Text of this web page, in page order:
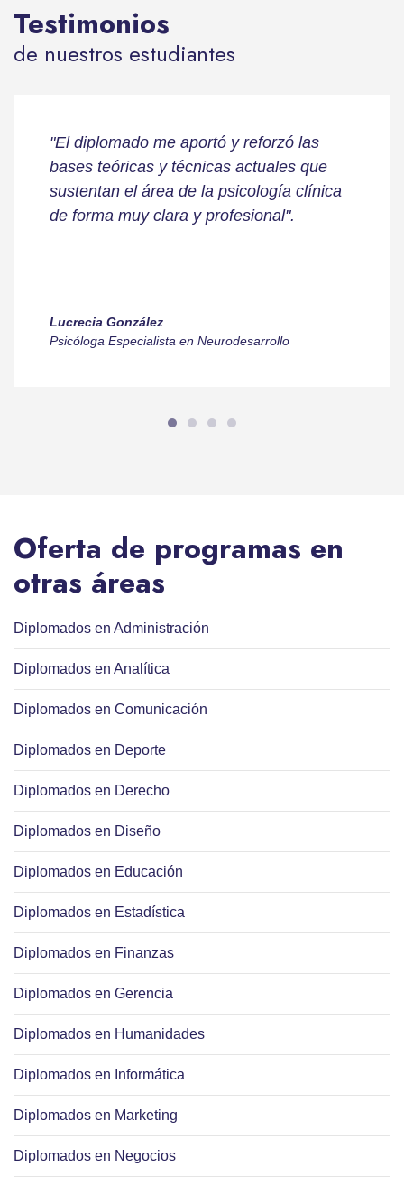
Testimonios
de nuestros estudiantes
"El diplomado me aportó y reforzó las
bases teóricas y técnicas actuales que
sustentan el área de la psicología clínica
de forma muy clara y profesional".
Lucrecia González
Psicóloga Especialista en Neurodesarrollo
Oferta de programas en
otras áreas
Diplomados en Administración
Diplomados en Analítica
Diplomados en Comunicación
Diplomados en Deporte
Diplomados en Derecho
Diplomados en Diseño
Diplomados en Educación
Diplomados en Estadística
Diplomados en Finanzas
Diplomados en Gerencia
Diplomados en Humanidades
Diplomados en Informática
Diplomados en Marketing
Diplomados en Negocios